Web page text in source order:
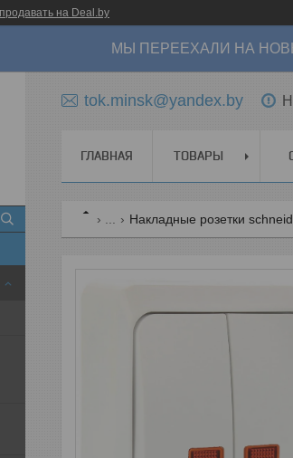
на Deal.by
МЫ ПЕРЕЕХАЛИ НА
tok.minsk@yandex.by
ГЛАВНАЯ ТОВАРЫ
Накладные розетки